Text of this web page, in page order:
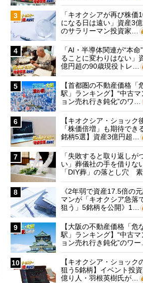
3
「キオクシアが再び株価
になる日は遠い」資産3
のサラリーマン投資家…
4
「AI・半導体関連が“本命
ることに変わりはない」
億円超の90歳現役トレ…
5
【首都圏の不動産価格「
駅」ランキング】“中古マ
ョン売れ行き鈍化”のワ…
6
【キオクシア・ショック
「株価倍増」も期待でき
銘柄5選】資産3億円超…
7
「失敗すると取り返しが
い」葬儀社の手を借りな
「DIY葬」の落とし穴 素
に…
8
《2年弱で資産17.5倍の
マンが「キオクシア急落
狙う」5銘柄を公開》1…
9
【大阪の不動産価格「危
駅」ランキング】“中古マ
ョン売れ行き鈍化”のワー
10
【キオクシア・ショック
狙う5銘柄】イベント投
億り人・羽根英樹氏が…